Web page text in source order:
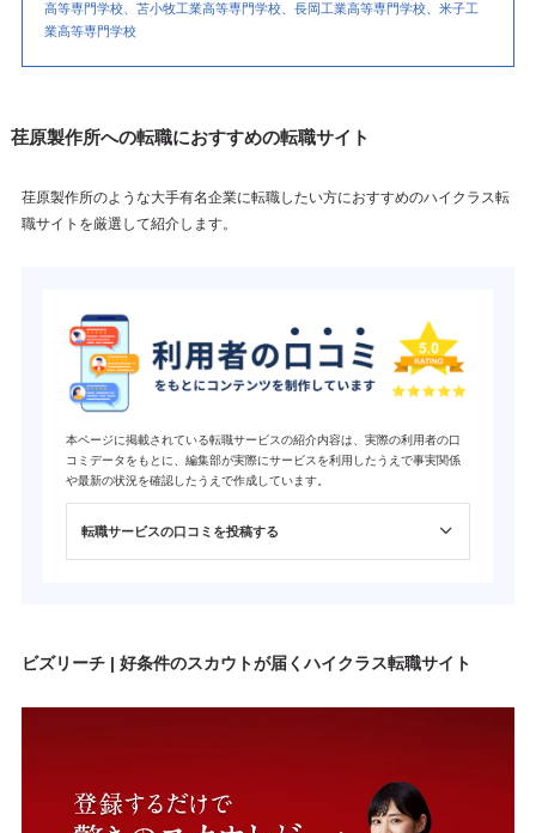
高等専門学校、苫小牧工業高等専門学校、長岡工業高等専門学校、米子工
業高等専門学校
荏原製作所への転職におすすめの転職サイト
荏原製作所のような大手有名企業に転職したい方におすすめのハイクラス転
職サイトを厳選して紹介します。
本ページに掲載されている転職サービスの紹介内容は、実際の利用者の口
コミデータをもとに、編集部が実際にサービスを利用したうえで事実関係
や最新の状況を確認したうえで作成しています。
転職サービスの口コミを投稿する
ビズリーチ | 好条件のスカウトが届くハイクラス転職サイト